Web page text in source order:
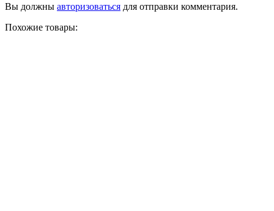
Вы должны авторизоваться для отправки комментария.
Похожие товары: